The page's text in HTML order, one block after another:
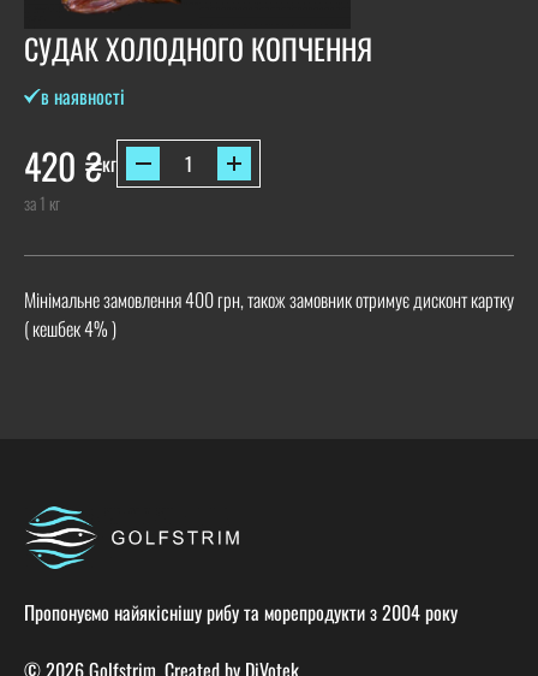
СУДАК ХОЛОДНОГО КОПЧЕННЯ
в наявності
420 ₴кг
за 1 кг
Мінімальне замовлення 400 грн, також замовник отримує дисконт картку
( кешбек 4% )
Пропонуємо найякіснішу рибу та морепродукти з 2004 року
© 2026 Golfstrim. Created by DiVotek